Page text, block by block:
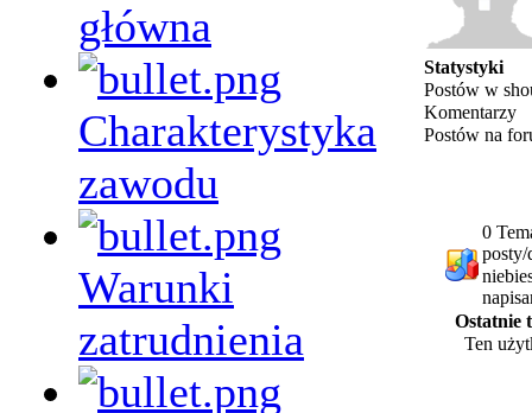
główna
Charakterystyka
zawodu
Warunki
zatrudnienia
Statystyki
Postów w
Komentarzy
Postów na
0
posty/
Ostatnie
Ten